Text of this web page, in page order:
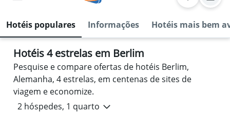
Hotéis populares Informações Hotéis mais bem
Hotéis 4 estrelas em Berlim
Pesquise e compare ofertas de hotéis Berlim,
Alemanha, 4 estrelas, em centenas de sites de
viagem e economize.
2 hóspedes, 1 quarto